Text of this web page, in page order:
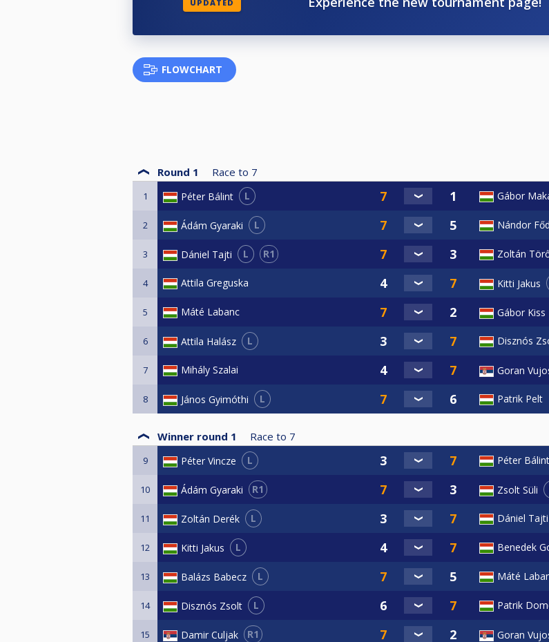
A jackpot játékon a fordulón résztvevő játékosok közül bárki indulhat, aki
megvan az első kieső játékos, abban az esetben egy sorsolással eldöntésre
rendelkezésére. Amennyiben sikeresen végig löki akár kombinációval, akár a 9-
felvételét, abban az esetben megnyeri a Jackpot játékot. A Jackpot összege az
UPDATED
FLOWCHART
Round 1 Race to 7
1 Péter Bálint L Gábor
2 Ádám Gyaraki L Nándor
3 Dániel Tajti L R1 Zoltán
4 Attila Greguska Kitti Jakus
5 Máté Labanc Gábor Kiss
6 Attila Halász L Disznós
7 Mihály Szalai Goran
8 János Gyimóthi L Patrik Pelt
Winner round 1 Race to 7
9 Péter Vincze L Péter Bálint
10 Ádám Gyaraki R1 Zsolt Süli
11 Zoltán Derék L Dániel Tajti
12 Kitti Jakus L Benedek
13 Balázs Babecz L Máté
14 Disznós Zsolt L Patrik
15 Damir Culjak R1 Goran